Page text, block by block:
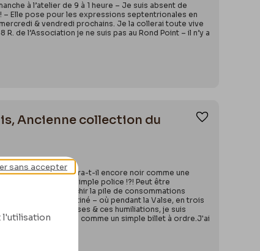
à l’atelier de 9 à 1 heure – Je suis absent de
– Elle pose pour les expressions septentrionales en
& vendredi prochains. Je la collerai toute vive
de l’Association je ne suis pas au Rond Point – il n’y a
Ancienne collection du
Vit-il encore ? Paraitra-t-il encore noir comme une
des huissiers de simple police !?! Peut être
t ellesans blanchir la pile de consommations
ce revers satiné – où pendant la Valse, en trois
moi ces tristesses & ces humiliations, je suis
je l’endosserai comme un simple billet à ordre.J'ai
Ajouter
l'utilisation
sans accepter